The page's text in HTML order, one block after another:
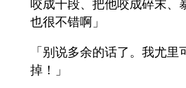
咬成千段、把他咬成碎末、
也很不错啊」
「别说多余的话了。我尤
掉！」